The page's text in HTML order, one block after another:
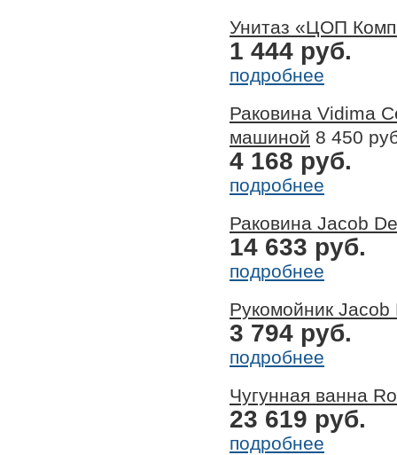
Унитаз «ЦОП
1 444 руб.
подробнее
Раковина Vidima
машиной 8 450
4 168 руб.
подробнее
Раковина Jacob
14 633 руб.
подробнее
Рукомойник
3 794 руб.
подробнее
Чугунная ванна
23 619 руб.
подробнее